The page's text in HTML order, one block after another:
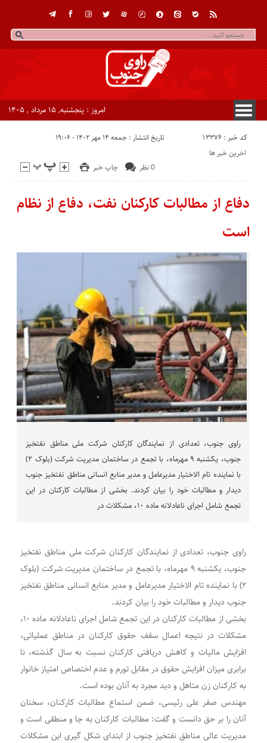
امروز : پنجشنبه, ۱۵ مرداد , ۱۴۰۵
کد خبر : 13376 تاریخ انتشار : جمعه ۱۴ مهر ۱۴۰۲ - ۱۹:۰۶
چاپ خبر 0 نظر
اخرین خبر ها
دفاع از مطالبات کارکنان نفت، دفاع از نظام
است
راوی جنوب، تعدادی از نمایندگان کارکنان شرکت ملی مناطق نفتخیز
جنوب، یکشنبه ۹ مهرماه، با تجمع در ساختمان مدیریت شرکت (بلوک ۲)
با نماینده تام الاختیار مدیرعامل و مدیر منابع انسانی مناطق نفتخیز جنوب
دیدار و مطالبات خود را بیان کردند. بخشی از مطالبات کارکنان در این
تجمع شامل اجرای ناعادلانه ماده ۱۰، مشکلات در
راوی جنوب، تعدادی از نمایندگان کارکنان شرکت ملی مناطق نفتخیز
جنوب، یکشنبه ۹ مهرماه، با تجمع در ساختمان مدیریت شرکت
(بلوک
۲) با نماینده تام الاختیار مدیرعامل و مدیر منابع انسانی مناطق نفتخیز
جنوب دیدار و مطالبات خود را بیان کردند.
بخشی از مطالبات کارکنان در این تجمع شامل اجرای ناعادلانه ماده ۱۰،
مشکلات در نتیجه اعمال سقف حقوق کارکنان در مناطق عملیاتی،
افزایش مالیات و کاهش دریافتی کارکنان نسبت به سال گذشته، نا
برابری میزان افزایش حقوق در مقابل تورم و عدم اختصاص امتیاز خانوار
به کارکنان زن متاهل و دید مجرد به آنان بوده است.
مهندس صفر علی رئیسی، ضمن استماع مطالبات کارکنان، سخنان
آنان را بر حق دانست و گفت: مطالبات کارکنان به جا و منطقی است و
مدیریت عالی مناطق نفتخیز جنوب از ابتدای شکل گیری این مشکلات